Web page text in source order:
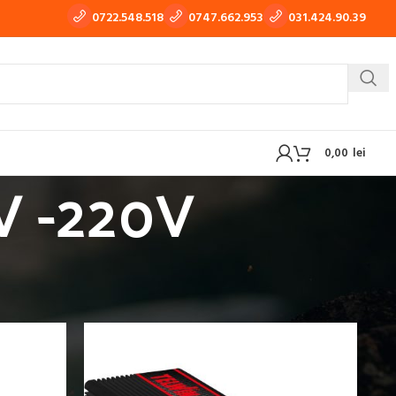
0722.548.518 0747.662.953 031.424.90.39
WIG
APARATE DE TRAS TABLA, TINICHIGERIE AUTO
0,00 lei
-220V